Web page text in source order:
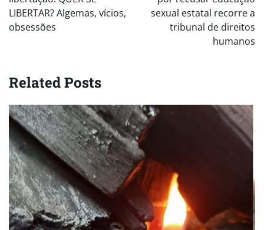
LIBERTAR? Algemas, vícios,
obsessões
sexual estatal recorre a
tribunal de direitos
humanos
Related Posts